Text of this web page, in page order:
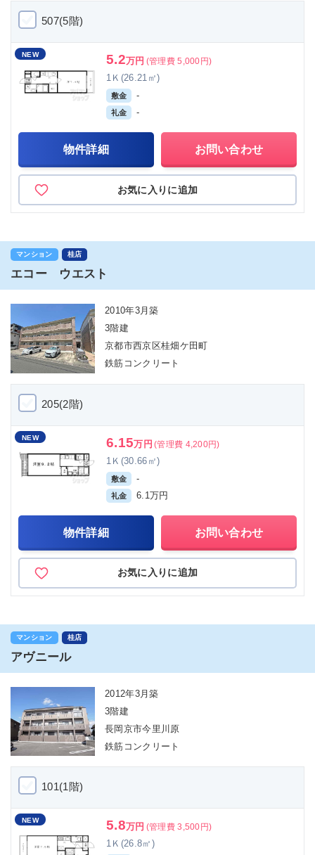
507(5階)
NEW 5.2万円 (管理費 5,000円)
1Ｋ(26.21㎡)
敷金 -
礼金 -
物件詳細 お問い合わせ
お気に入りに追加
マンション 桂店
エコー ウエスト
2010年3月築
3階建
京都市西京区桂畑ケ田町
鉄筋コンクリート
205(2階)
NEW 6.15万円 (管理費 4,200円)
1Ｋ(30.66㎡)
敷金 -
礼金 6.1万円
物件詳細 お問い合わせ
お気に入りに追加
マンション 桂店
アヴニール
2012年3月築
3階建
長岡京市今里川原
鉄筋コンクリート
101(1階)
NEW 5.8万円 (管理費 3,500円)
1Ｋ(26.8㎡)